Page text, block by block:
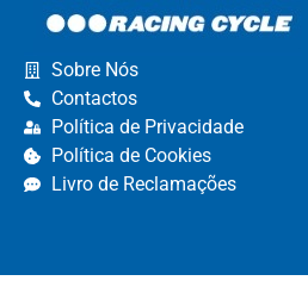
Sobre Nós
Contactos
Política de Privacidade
Política de Cookies
Livro de Reclamações